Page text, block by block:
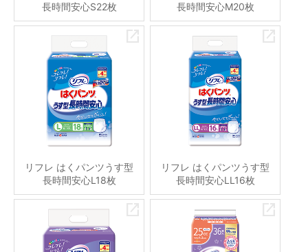
長時間安心S22枚
長時間安心M20枚
リフレ はくパンツうす型
長時間安心L18枚
リフレ はくパンツうす型
長時間安心LL16枚